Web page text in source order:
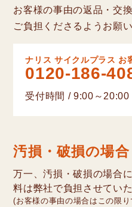
お客様の事由の返品・交
ご負担くださるようお願
ナリス サイクルプラス お
0120-186-
受付時間 / 9:00～20:00
汚損・破損の場合
万一、汚損・破損の場合
料は弊社で負担させていた
(お客様の事由の場合はこの限